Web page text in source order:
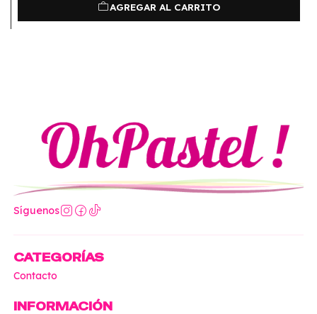
AGREGAR AL CARRITO
Síguenos
CATEGORÍAS
Contacto
INFORMACIÓN